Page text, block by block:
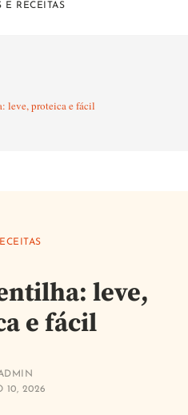
E RECEITAS
leve, proteica e fácil
leve,
e fácil
10, 2026